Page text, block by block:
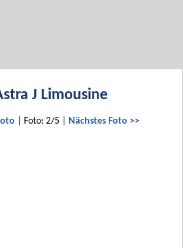
J Limousine
| Foto: 2/5 | Nächstes Foto >>